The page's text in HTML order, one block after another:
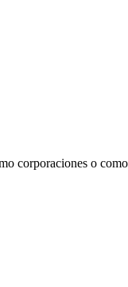
corporaciones o